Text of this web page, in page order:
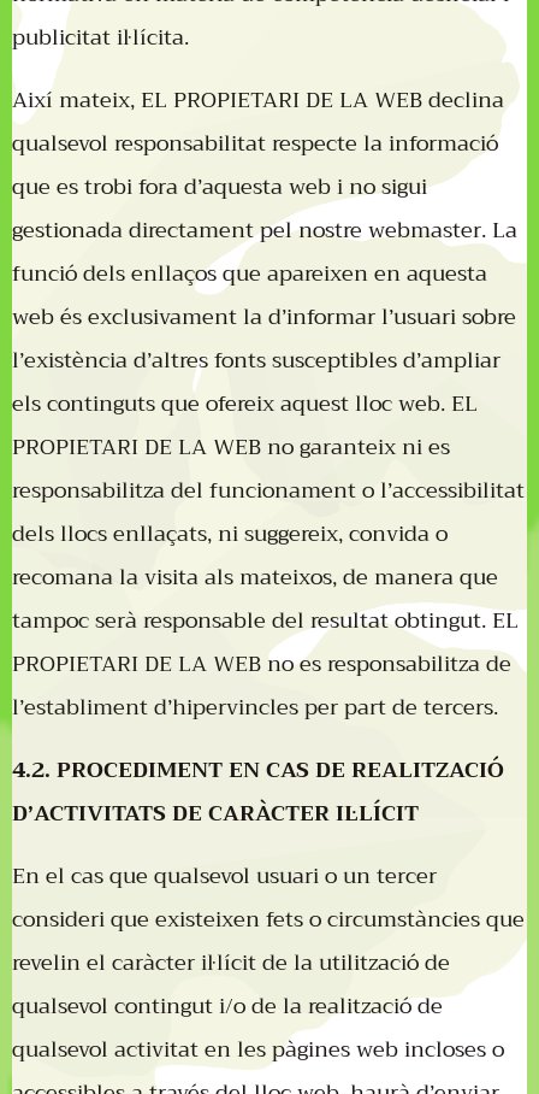
publicitat il·lícita.
Així mateix, EL PROPIETARI DE LA WEB declina
qualsevol responsabilitat respecte la informació
que es trobi fora d’aquesta web i no sigui
gestionada directament pel nostre webmaster. La
funció dels enllaços que apareixen en aquesta
web és exclusivament la d’informar l’usuari sobre
l’existència d’altres fonts susceptibles d’ampliar
els continguts que ofereix aquest lloc web. EL
PROPIETARI DE LA WEB no garanteix ni es
responsabilitza del funcionament o l’accessibilitat
dels llocs enllaçats, ni suggereix, convida o
recomana la visita als mateixos, de manera que
tampoc serà responsable del resultat obtingut. EL
PROPIETARI DE LA WEB no es responsabilitza de
l’establiment d’hipervincles per part de tercers.
4.2. PROCEDIMENT EN CAS DE REALITZACIÓ
D’ACTIVITATS DE CARÀCTER IL·LÍCIT
En el cas que qualsevol usuari o un tercer
consideri que existeixen fets o circumstàncies que
revelin el caràcter il·lícit de la utilització de
qualsevol contingut i/o de la realització de
qualsevol activitat en les pàgines web incloses o